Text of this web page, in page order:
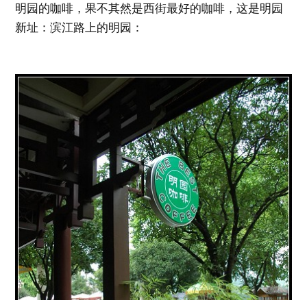
明园的咖啡，果不其然是西街最好的咖啡，这是明园
新址：滨江路上的明园：